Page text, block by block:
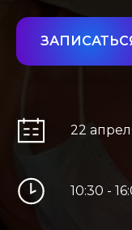
22
10:30 -